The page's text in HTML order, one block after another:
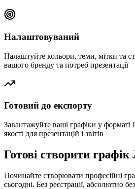
Налаштовуваний
Налаштуйте кольори, теми, мітки та
вашого бренду та потреб презентації
Готовий до експорту
Завантажуйте ваші графіки у форматі
якості для презентацій і звітів
Готові створити графік
Починайте створювати професійні
сьогодні. Без реєстрації, абсолютно